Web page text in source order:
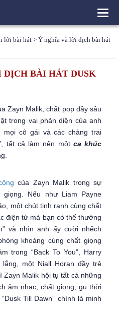
lời bài hát > Ý nghĩa và lời dịch bài hát
BÀI HÁT DUSK
Zayn Malik, chất pop đầy sâu
trong vai phản diện của anh
mọi cô gái và các chàng trai
tất cả làm nên một ca khúc
của Zayn Malik trong sự
Nếu như Liam Payne
một chút tinh ranh cùng chất
điện tử mà bạn có thể thưởng
và nhìn anh ấy cười nhếch
khoáng cùng chất giọng
trong “Back To You”, Harry
một Niall Horan đầy trẻ
Zayn Malik hội tụ tất cả những
âm nhạc, chất giọng, gu thời
Till Dawn” chính là minh